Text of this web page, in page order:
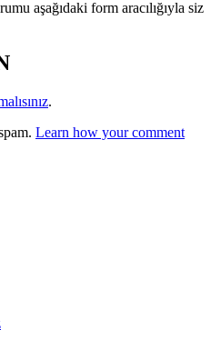
aşağıdaki form aracılığıyla siz
.
Learn how your comment